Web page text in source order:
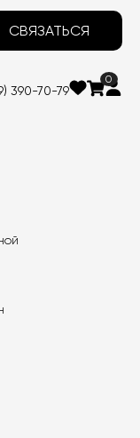
СВЯЗАТЬСЯ
390-70-79
0